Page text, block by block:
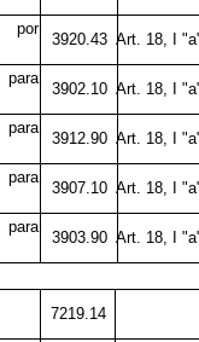
por
3920.43 Art. 18, I
para
3902.10 Art. 18, I
para
3912.90 Art. 18, I
para
3907.10 Art. 18, I
para
3903.90 Art. 18, I
7219.14